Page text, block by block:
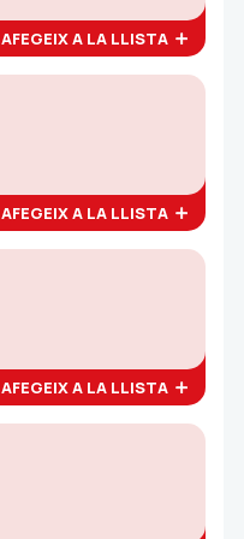
AFEGEIX A LA LLISTA
AFEGEIX A LA LLISTA
AFEGEIX A LA LLISTA